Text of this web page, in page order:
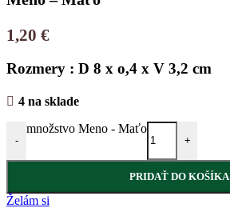
1,20 €
Rozmery : D 8 x o,4 x V 3,2 cm
4 na sklade
-
množstvo Meno - Maťo
+
PRIDAŤ DO KOŠÍKA
Želám si